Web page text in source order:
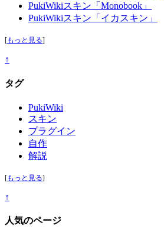
PukiWikiスキン「Monobook」
PukiWikiスキン「イカスキン」
[もっと見る]
↑
タグ
PukiWiki
スキン
プラグイン
自作
解説
[もっと見る]
↑
人気のページ